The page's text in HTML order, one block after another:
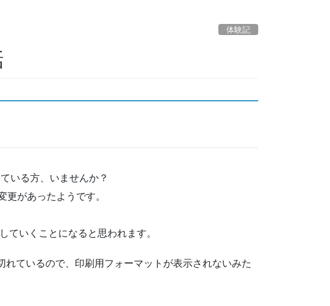
体験記
いる方、いませんか？
があったようです。
ていくことになると思われます。
ているので、印刷用フォーマットが表示されないみた